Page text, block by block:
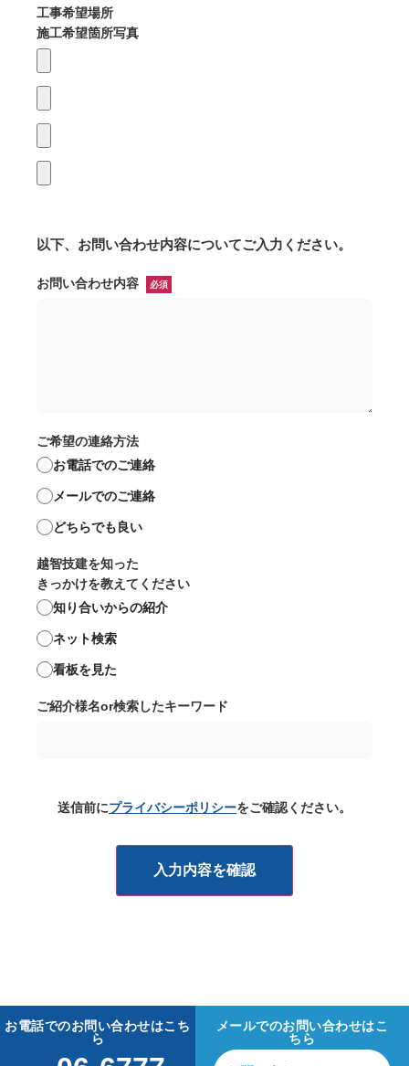
工事希望場所
施工希望箇所写真
以下、お問い合わせ内容についてご入力ください。
お問い合わせ内容 必須
ご希望の連絡方法
お電話でのご連絡
メールでのご連絡
どちらでも良い
越智技建を知った
きっかけを教えてください
知り合いからの紹介
ネット検索
看板を見た
ご紹介様名or検索したキーワード
送信前にプライバシーポリシーをご確認ください。
お電話でのお問い合わせはこち
ら
メールでのお問い合わせはこ
ちら